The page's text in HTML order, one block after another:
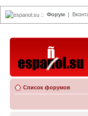
espanol.su :: Форум |
Список форумов